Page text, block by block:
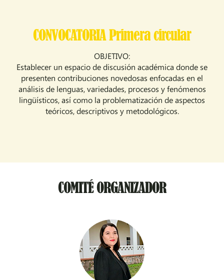
CONVOCATORIA Primera circular
OBJETIVO:
Establecer un espacio de discusión académica donde se
presenten contribuciones novedosas enfocadas en el
análisis de lenguas, variedades, procesos y fenómenos
lingüísticos, así como la problematización de aspectos
teóricos, descriptivos y metodológicos.
COMITÉ ORGANIZADOR